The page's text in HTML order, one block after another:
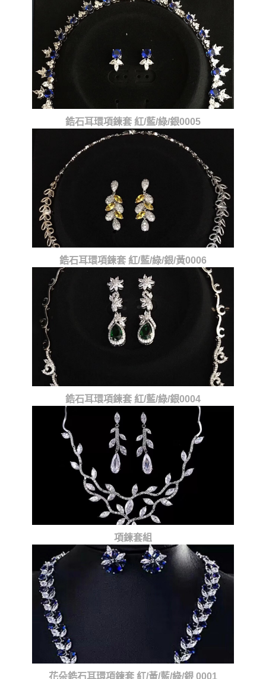
鋯石耳環項鍊套 紅/藍/綠/銀0005
鋯石耳環項鍊套 紅/藍/綠/銀/黃0006
鋯石耳環項鍊套 紅/藍/綠/銀0004
項鍊套組
花朵鋯石耳環項鍊套 紅/黃/藍/綠/銀 0001